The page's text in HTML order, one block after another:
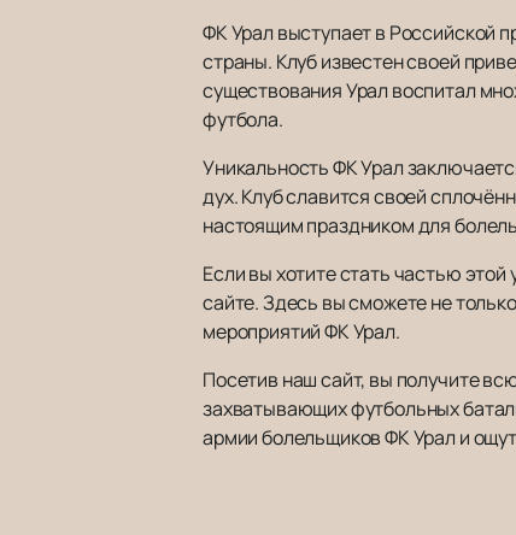
ФК Урал выступает в Российской
страны. Клуб известен своей
существования Урал воспитал
футбола.
Уникальность ФК Урал
дух. Клуб славится своей
настоящим праздником для
Если вы хотите стать частью
сайте. Здесь вы сможете не
мероприятий ФК Урал.
Посетив наш сайт, вы получите
захватывающих футбольных
армии болельщиков ФК Урал и